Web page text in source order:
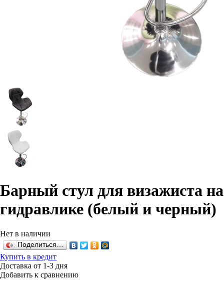
Барный стул для визажиста на
гидравлике (белый и черный)
Нет в наличии
Поделиться…
Купить в кредит
Доставка от 1-3 дня
Добавить к сравнению